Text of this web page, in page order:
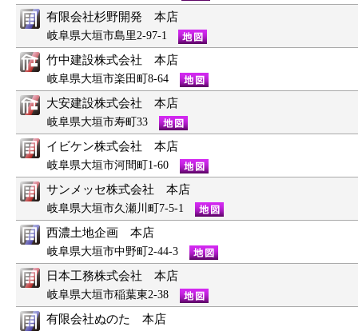
有限会社杉野開発 本店
岐阜県大垣市島里2-97-1
竹中建設株式会社 本店
岐阜県大垣市楽田町8-64
大安建設株式会社 本店
岐阜県大垣市寿町33
イビケン株式会社 本店
岐阜県大垣市河間町1-60
サンメッセ株式会社 本店
岐阜県大垣市久瀬川町7-5-1
西濃土地企画 本店
岐阜県大垣市中野町2-44-3
日本工務株式会社 本店
岐阜県大垣市稲葉東2-38
有限会社ぬのた 本店